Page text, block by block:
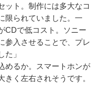
ット。制作には多大なコ
限られていました。一
CDで低コスト。ソニー
参入させることで、プレ
た」
めるか。スマートホンが
く左右されそうです。